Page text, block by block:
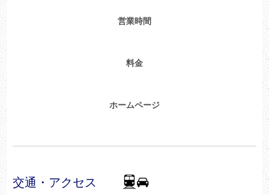
営業時間
料金
ホームページ
交通・アクセス